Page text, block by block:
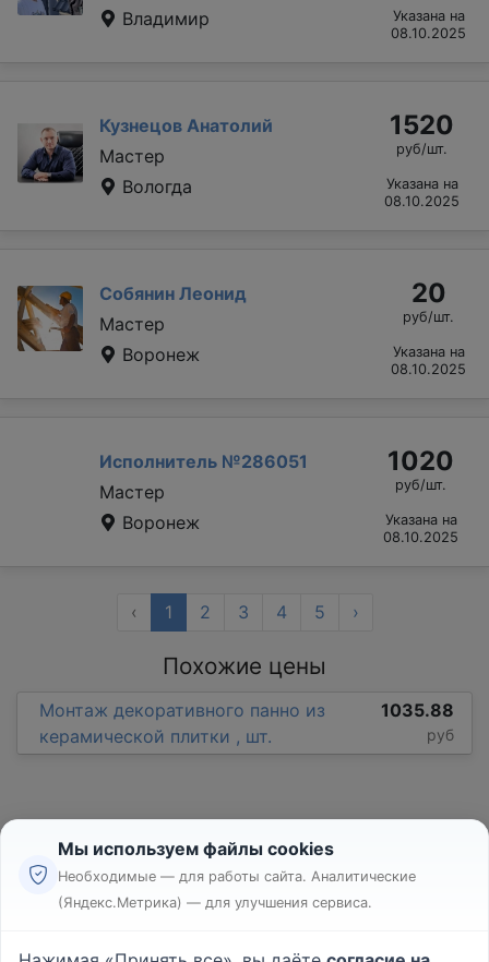
Владимир
Указана на
08.10.2025
Кузнецов Анатолий
Мастер
Вологда
1520
руб/шт.
Указана на
08.10.2025
Собянин Леонид
Мастер
Воронеж
20
руб/шт.
Указана на
08.10.2025
Исполнитель №286051
Мастер
Воронеж
1020
руб/шт.
Указана на
08.10.2025
‹ 1 2 3 4 5 ›
Похожие цены
Монтаж декоративного панно из
керамической плитки , шт.
1035.88
руб
Реклама
Мы используем файлы cookies
Необходимые — для работы сайта. Аналитические
(Яндекс.Метрика) — для улучшения сервиса.